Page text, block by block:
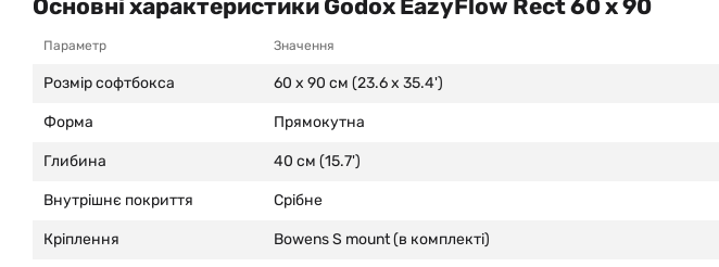
Основні характеристики Godox EazyFlow Rect 60 x 90
Параметр Значення
Розмір софтбокса 60 x 90 см (23.6 x 35.4')
Форма Прямокутна
Глибина 40 см (15.7')
Внутрішнє покриття Срібне
Кріплення Bowens S mount (в комплекті)